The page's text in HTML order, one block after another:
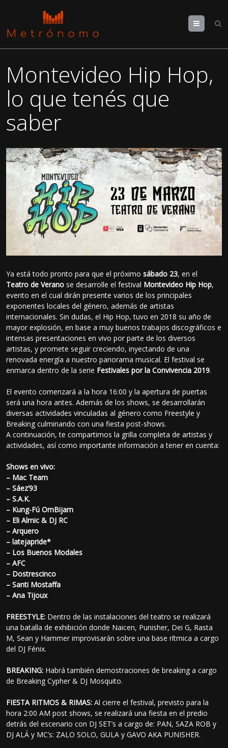
Menu
Montevideo Hip Hop,
lo que tenés que
saber
Ya está todo pronto para que el próximosábado 23, en el
Teatro de Verano se desarrolle el festival Montevideo Hip Hop,
evento en el cual dirán presente varios de los principales
exponentes locales del género, además de artistas
internacionales. Sin dudas, el Hip Hop, tuvo en 2018 su año de
mayor explosión, en base a muy buenos trabajos discográficos e
intensas presentaciones en vivo por parte de los diversos
artistas, y promete seguir creciendo, inyectando de una
renovada energía a nuestro panorama musical. El festival se
enmarca dentro de la serie Festivales por la Convivencia 2019.
El evento comenzará a la hora 16:00 y la apertura de puertas
será una hora antes. Además de los shows, se desarrollarán
diversas actividades vinculadas al género como Freestyle y
Breaking culminando con una fiesta post-shows.
A continuación, te compartimos la grilla completa de artistas y
actividades, así como importante información a tener en cuenta:
Shows en vivo:
– Mac Team
– Sáez’93
– S.A.K.
– Kung-Fú OmBijam
– Eli Almic & DJ RC
– Arquero
– latejapride*
– Los Buenos Modales
– AFC
– Dostrescinco
– Santi Mostaffa
– Ana Tijoux
FREESTYLE: Dentro de las instalaciones del teatro se realizará
una batalla de exhibición donde Naicen, Punisher, Dei G, Rasta
M, Sean y Hammer improvisarán sobre una base rítmica a cargo
del DJ Fénix.
BREAKING: Habrá también demostraciones de breaking a cargo
de Breaking Cypher & DJ Mosquito.
FIESTA RITMOS & RIMAS: Al cierre el festival, previsto para la
hora 2:00 AM post shows, se realizará una fiesta en el predio
detrás del escenario con DJ SET’s a cargo de: PAN, SAZA ROB y
DJ ALÁ y MC’s: ZALO SOLO, GULA y GAVO AKA PUNISHER.